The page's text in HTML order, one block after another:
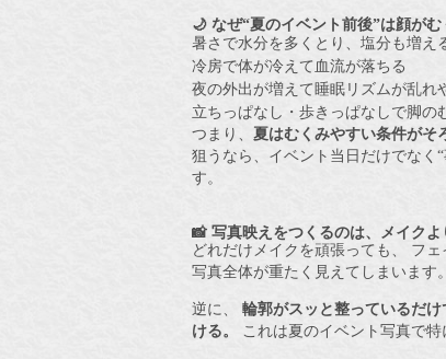
🌙 なぜ“夏のイベント前後”は顔がむ
暑さで水分を多くとり、塩分も増え
冷房で体が冷えて血流が落ちる
夜の外出が増えて睡眠リズムが乱れ
立ちっぱなし・歩きっぱなしで脚の
つまり、 夏はむくみやすい条件がそ
狙うなら、イベント当日だけでなく
す。
📸 写真映えをつくるのは、メイクよ
どれだけメイクを頑張っても、 フ
写真全体が重たく見えてしまいます。
逆に、 輪郭がスッと整っているだ
ける。
これは夏のイベント写真で特